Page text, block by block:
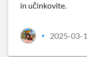
in učinkovite.
• 2025-03-